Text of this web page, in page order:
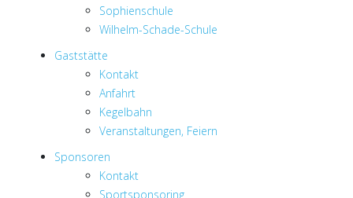
Sophienschule
Wilhelm-Schade-Schule
Gaststätte
Kontakt
Anfahrt
Kegelbahn
Veranstaltungen, Feiern
Sponsoren
Kontakt
Sportsponsoring